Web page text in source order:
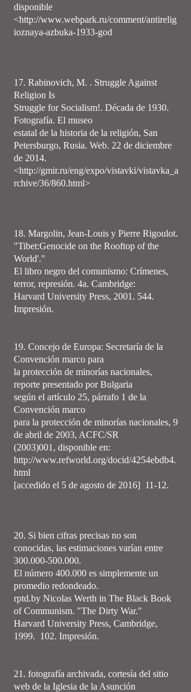
disponible
<http://www.webpark.ru/comment/antirelig
ioznaya-azbuka-1933-god
17. Rabinovich, M. . Struggle Against
Religion Is
Struggle for Socialism!. Década de 1930.
Fotografía. El museo
estatal de la historia de la religión, San
Petersburgo, Rusia. Web. 22 de diciembre
de 2014.
<http://gmir.ru/eng/expo/vistavki/vistavka_a
rchive/36/860.html>
18. Margolin, Jean-Louis y Pierre Rigoulot.
"Tibet:Genocide on the Rooftop of the
World'."
El libro negro del comunismo: Crímenes,
terror, represión. 4a. Cambridge:
Harvard University Press, 2001. 544.
Impresión.
19. Concejo de Europa: Secretaría de la
Convención marco para
la protección de minorías nacionales,
reporte presentado por Bulgaria
según el artículo 25, párrafo 1 de la
Convención marco
para la protección de minorías nacionales, 9
de abril de 2003, ACFC/SR
(2003)001, disponible en:
http://www.refworld.org/docid/4254ebdb4.
html
[accedido el 5 de agosto de 2016] 11-12.
20. Si bien cifras precisas no son
conocidas, las estimaciones varían entre
300.000-500.000.
El número 400.000 es simplemente un
promedio redondeado.
rptd.by Nicolas Werth in The Black Book
of Communism. "The Dirty War."
Harvard University Press, Cambridge,
1999. 102. Impresión.
21. fotografía archivada, cortesía del sitio
web de la Iglesia de la Asunción